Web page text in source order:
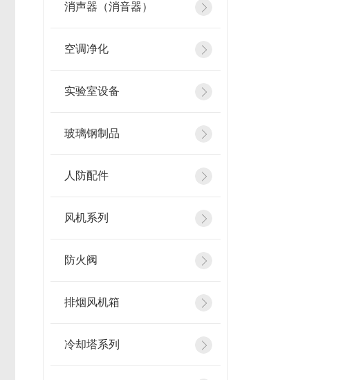
消声器（消音器）
空调净化
实验室设备
玻璃钢制品
人防配件
风机系列
防火阀
排烟风机箱
冷却塔系列